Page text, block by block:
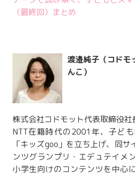
（最終回）まとめ
渡邉純子（コドモ
んこ）
株式会社コドモット代表取締役社
NTT在籍時代の2001年、子ど
「キッズgoo」を立ち上げ、同
ンツグランプリ・エデュテイメ
小学生向けのコンテンツを中心